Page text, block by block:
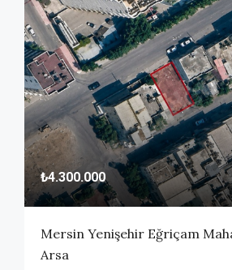
₺4.300.000
Mersin Yenişehir Eğriçam
Arsa